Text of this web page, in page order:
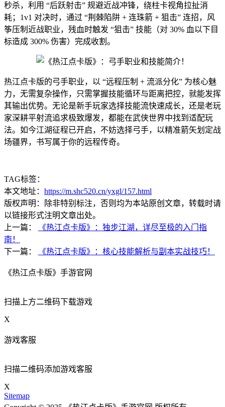
秒杀，利用 “后跃射击” 规避近战冲锋，绕柱卡视角拉扯消
耗；1v1 对决时，通过 “荆棘陷阱 + 连珠箭 + 狙击” 连招，风
筝压制近战职业，残血时触发 “狙击” 技能（对 30% 血以下目
标造成 300% 伤害）完成收割。
热江点卡版的弓手职业，以 “远程压制 + 流派分化” 为核心魅
力，无需复杂操作，只需掌握技能循环与距离把控，就能发挥
其输出优势。无论是新手玩家选择技能流快速成长，还是老玩
家深耕平射流追求极致爆发，都能在武侠世界中找到适配玩
法。如今江湖征程已开启，不妨选择弓手，以精准箭矢划定战
场疆界，书写属于你的远程传奇。
TAG标签：
本文地址： https://m.shc520.cn/yxgl/157.html
版权声明：除非特别标注，否则均为本站原创文章，转载时请
以链接形式注明文章出处。
上一篇：
《热江点卡版》：独步江湖，详尽至极的入门指
南！
下一篇：
《热江点卡版》：核心技能解析与副本实战技巧！
《热江点卡版》手游官网
扫描上方二维码下载游戏
X
游戏客服
扫描二维码添加游戏客服
X
Sitemap